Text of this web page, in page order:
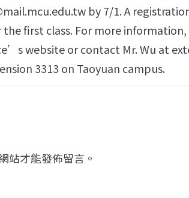
by 7/1. A
first class. For more
website or contact Mr. Wu at
3313 on Taoyuan campus.
站才能發佈留言。